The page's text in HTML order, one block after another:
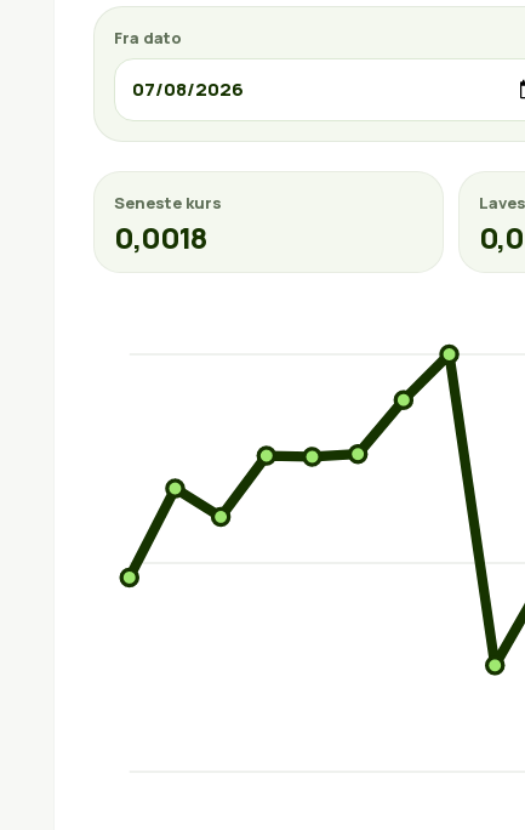
Fra dato
Seneste kurs
0,0018